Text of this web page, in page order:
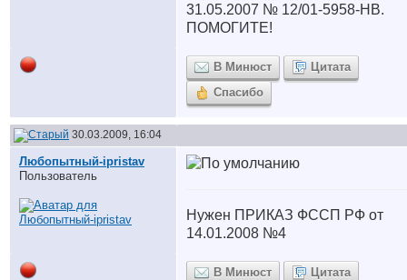
31.05.2007 № 12/01-5958-НВ.
ПОМОГИТЕ!
В Минюст
Цитата
Спасибо
30.03.2009, 16:04
Любопытный-ipristav
Пользователь
Нужен ПРИКАЗ ФССП РФ от
14.01.2008 №4
В Минюст
Цитата